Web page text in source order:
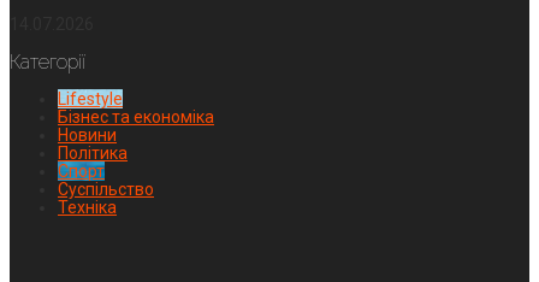
Категорії
Lifestyle
Бізнес та економіка
Новини
Політика
Спорт
Суспільство
Техніка